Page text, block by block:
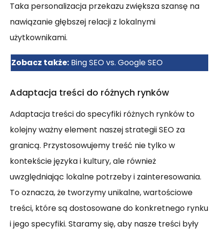
Taka personalizacja przekazu zwiększa szansę na
nawiązanie głębszej relacji z lokalnymi
użytkownikami.
Zobacz także: Bing SEO vs. Google SEO
Adaptacja treści do różnych rynków
Adaptacja treści do specyfiki różnych rynków to
kolejny ważny element naszej strategii SEO za
granicą. Przystosowujemy treść nie tylko w
kontekście języka i kultury, ale również
uwzględniając lokalne potrzeby i zainteresowania.
To oznacza, że tworzymy unikalne, wartościowe
treści, które są dostosowane do konkretnego rynku
i jego specyfiki. Staramy się, aby nasze treści były